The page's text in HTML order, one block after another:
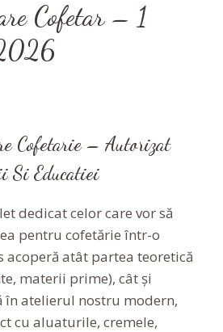
Cofetar – 1
Cofetarie – Autorizat
Si Educatiei
dedicat celor care vor să
pentru cofetărie într-o
acoperă atât partea teoretică
materii prime), cât și
în atelierul nostru modern,
cu aluaturile, cremele,